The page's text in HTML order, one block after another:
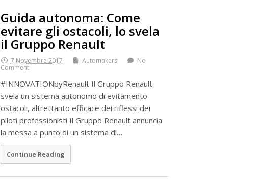
Guida autonoma: Come
evitare gli ostacoli, lo svela
il Gruppo Renault
7 Novembre 2017 Automakers
No
Comment
#INNOVATIONbyRenault Il Gruppo Renault
svela un sistema autonomo di evitamento
ostacoli, altrettanto efficace dei riflessi dei
piloti professionisti Il Gruppo Renault annuncia
la messa a punto di un sistema di…
Continue Reading